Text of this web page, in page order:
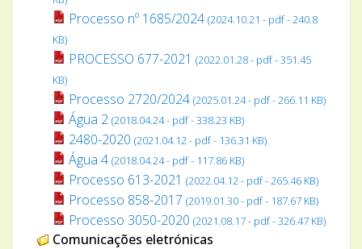
Processo nº 1685/2024 (2024.10.21 - pdf - 240.8
KB)
PROCESSO 677-2021 (2022.01.28 - pdf - 351.45
KB)
Processo 2720/2024 (2025.01.24 - pdf - 266.11 KB)
Água 2 (2018.04.24 - pdf - 338.23 KB)
2480-2020 (2021.04.12 - pdf - 136.31 KB)
Água 4 (2018.04.24 - pdf - 117.86 KB)
Processo 613-2021 (2022.04.12 - pdf - 265.46 KB)
Processo 858-2017 (2019.01.30 - pdf - 187.67 KB)
Processo 3050-2020 (2021.08.17 - pdf - 326.47 KB)
Comunicações eletrónicas